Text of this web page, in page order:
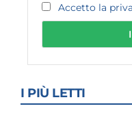
Accetto la
I PIÙ LETTI